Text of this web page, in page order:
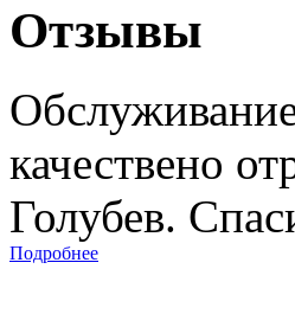
Отзывы
качествено
Голубев.
Подробнее